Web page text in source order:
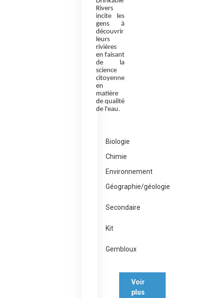
Rivers
incite les
gens à
découvrir
leurs
rivières
en faisant
de la
science
citoyenne
en
matière
de qualité
de l'eau.
Biologie
Chimie
Environnement
Géographie/géologie
Secondaire
Kit
Gembloux
Voir
plus